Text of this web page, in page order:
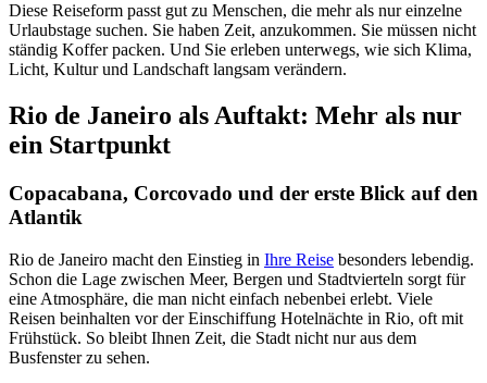
Diese Reiseform passt gut zu Menschen, die mehr als nur einzelne
Urlaubstage suchen. Sie haben Zeit, anzukommen. Sie müssen nicht
ständig Koffer packen. Und Sie erleben unterwegs, wie sich Klima,
Licht, Kultur und Landschaft langsam verändern.
Rio de Janeiro als Auftakt: Mehr als nur
ein Startpunkt
Copacabana, Corcovado und der erste Blick auf den
Atlantik
Rio de Janeiro macht den Einstieg in Ihre Reise besonders lebendig.
Schon die Lage zwischen Meer, Bergen und Stadtvierteln sorgt für
eine Atmosphäre, die man nicht einfach nebenbei erlebt. Viele
Reisen beinhalten vor der Einschiffung Hotelnächte in Rio, oft mit
Frühstück. So bleibt Ihnen Zeit, die Stadt nicht nur aus dem
Busfenster zu sehen.